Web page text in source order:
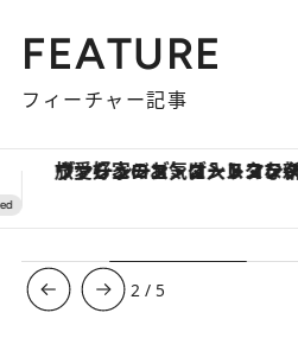
FEATURE
フィーチャー記事
【夏限定ディナーコース】旬を迎える稚鮎や花ズッキーニなどをイタリア・トスカ
3 / 5